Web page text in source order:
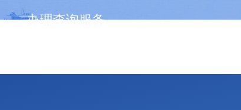
办理查询服务